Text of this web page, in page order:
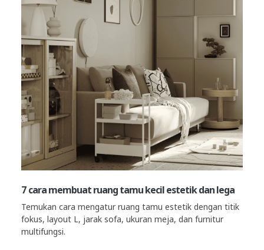
7 cara membuat ruang tamu kecil estetik dan lega
Temukan cara mengatur ruang tamu estetik dengan titik
fokus, layout L, jarak sofa, ukuran meja, dan furnitur
multifungsi.